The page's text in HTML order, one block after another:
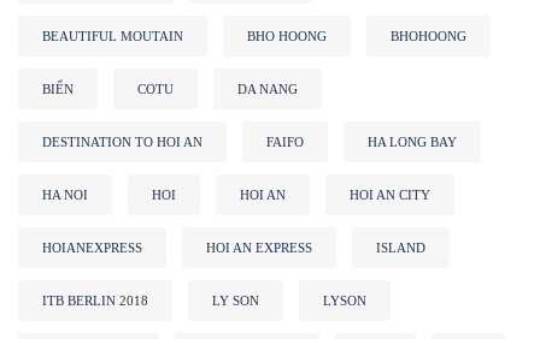
BEAUTIFUL MOUTAIN BHO HOONG BHOHOONG
BIỂN COTU DA NANG
DESTINATION TO HOI AN FAIFO HA LONG BAY
HA NOI HOI HOI AN HOI AN CITY
HOIANEXPRESS HOI AN EXPRESS ISLAND
ITB BERLIN 2018 LY SON LYSON